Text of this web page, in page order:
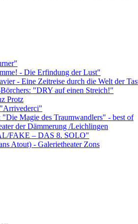
- Die Erfindung der Lust"
- Eine Zeitreise durch die Welt der
"DRY auf einen Streich!"
Protz
"Die Magie des Traumwandlers" - best of
der Dämmerung /Leichlingen
FAKE – DAS 8. SOLO"
Atout) - Galerietheater Zons